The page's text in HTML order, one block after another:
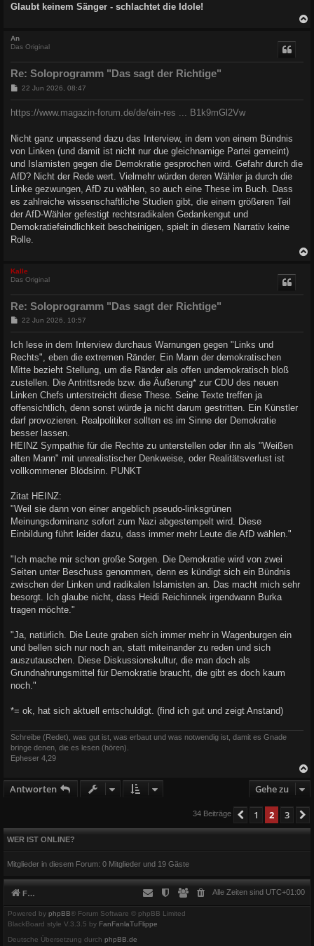
Glaubt keinem Sänger - schlachtet die Idole!
An
Das Original
Re: Soloprogramm "Das sagt der Richtige"
B
t
g
22 Jun 2026, 08:47
https://www.magazin-forum.de/de/ein-res ... B1k9mGl2Vw
Nicht ganz unpassend dazu das Interview, in dem von einem Bündnis
von Linken (und damit ist nicht nur due gleichnamige Partei gemeint)
und Islamisten gegen die Demokratie gesprochen wird. Gefahr durch die
AfD? Nicht der Rede wert. Vielmehr würden deren Wähler ja durch die
Linke gezwungen, AfD zu wählen, so auch eine These im Buch. Dass
es zahlreiche wissenschaftliche Studien gibt, die einem größeren Teil
der AfD-Wähler gefestigt rechtsradikalen Gedankengut und
Demokratiefeindlichkeit bescheinigen, spielt in diesem Narrativ keine
Rolle.
Kalle
Das Original
Re: Soloprogramm "Das sagt der Richtige"
B
t
r
a
g
22 Jun 2026, 10:57
Ich lese in dem Interview durchaus Warnungen gegen "Links und
Rechts", eben die extremen Ränder. Ein Mann der demokratischen
Mitte bezieht Stellung, um die Ränder als offen undemokratisch bloß
zustellen. Die Antrittsrede bzw. die Äußerung* zur CDU des neuen
Linken Chefs unterstreicht diese These. Seine Texte treffen ja
offensichtlich, denn sonst würde ja nicht darum gestritten. Ein Künstler
darf provozieren. Realpolitiker sollten es im Sinne der Demokratie
besser lassen.
HEINZ Sympathie für die Rechte zu unterstellen oder ihn als "Weißen
alten Mann" mit unrealistischer Denkweise, oder Realitätsverlust ist
vollkommener Blödsinn. PUNKT
Zitat HEINZ:
"Weil sie dann von einer angeblich pseudo-linksgrünen
Meinungsdominanz sofort zum Nazi abgestempelt wird. Diese
Einbildung führt leider dazu, dass immer mehr Leute die AfD wählen."
"Ich mache mir schon große Sorgen. Die Demokratie wird von zwei
Seiten unter Beschuss genommen, denn es kündigt sich ein Bündnis
zwischen der Linken und radikalen Islamisten an. Das macht mich sehr
besorgt. Ich glaube nicht, dass Heidi Reichinnek irgendwann Burka
tragen möchte."
"Ja, natürlich. Die Leute graben sich immer mehr in Wagenburgen ein
und bellen sich nur noch an, statt miteinander zu reden und sich
auszutauschen. Diese Diskussionskultur, die man doch als
Grundnahrungsmittel für Demokratie braucht, die gibt es doch kaum
noch."
*= ok, hat sich aktuell entschuldigt. (find ich gut und zeigt Anstand)
Schreibe (Redet), was gut ist, was erbaut und was notwendig ist, damit es Gnade
bringe denen, die es lesen (hören).
Epheser 4,29
e
Antworten Gehe zu
34 Beiträge Vorherige
1 2 3
WER IST ONLINE?
Mitglieder in diesem Forum: 0 Mitglieder und 19 Gäste
Foren-Übersicht Alle Zeiten sind UTC+01:00
Powered by phpBB® Forum Software © phpBB Limited
BlackBoard style V.3.3.5 by FanFanlaTuFlippe
Deutsche Übersetzung durch phpBB.de